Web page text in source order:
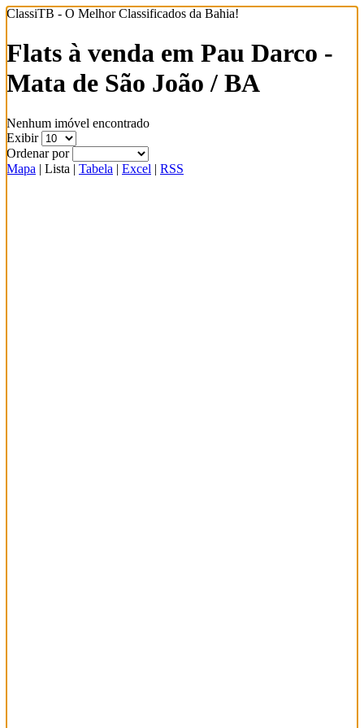
ClassiTB - O Melhor Classificados da Bahia!
Flats à venda em Pau Darco -
Mata de São João / BA
Nenhum imóvel encontrado
Exibir
Ordenar por
Mapa | Lista | Tabela | Excel | RSS